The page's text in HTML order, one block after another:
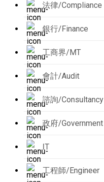
法律/Compliance
銀行/Finance
工商界/MT
會計/Audit
諮詢/Consultancy
政府/Government
IT
工程師/Engineer